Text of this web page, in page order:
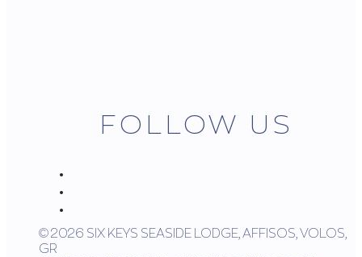
FOLLOW US
© 2026 SIX KEYS SEASIDE LODGE, AFFISOS, VOLOS,
GR